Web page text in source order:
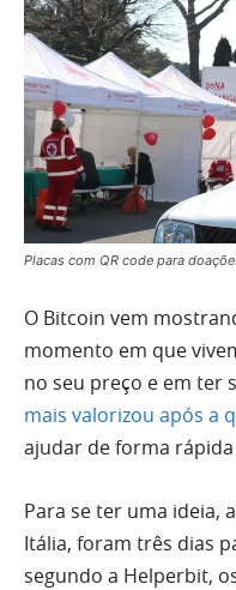
Placas com QR code para
O Bitcoin vem
momento em que
no seu preço e em ter
mais valorizou após a
ajudar de forma
Para se ter uma ideia,
Itália, foram três dias
segundo a Helperbit,